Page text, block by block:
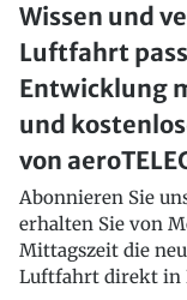
Wissen und
Luftfahrt
Entwicklung
und
von
Abonnieren Sie
erhalten Sie von
Mittagszeit die
Luftfahrt direkt in